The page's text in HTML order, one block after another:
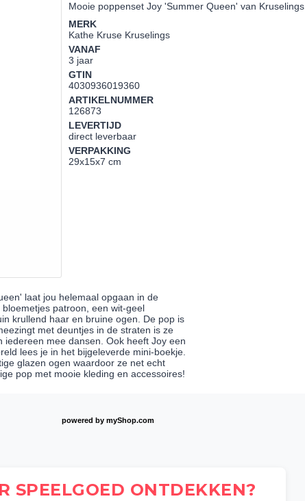
Mooie poppenset Joy 'Summer Queen' van Kruselings
MERK
Kathe Kruse Kruselings
VANAF
3 jaar
GTIN
4030936019360
ARTIKELNUMMER
126873
LEVERTIJD
direct leverbaar
VERPAKKING
29x15x7 cm
laat jou helemaal opgaan in de
patroon, een wit-geel
krullend haar en bruine ogen. De pop is
met deuntjes in de straten is ze
mee dansen. Ook heeft Joy een
lees je in het bijgeleverde mini-boekje.
glazen ogen waardoor ze net echt
pop met mooie kleding en accessoires!
powered by myShop.com
SPEELGOED ONTDEKKEN?